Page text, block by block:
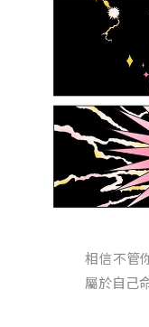
相信不管
屬於自己